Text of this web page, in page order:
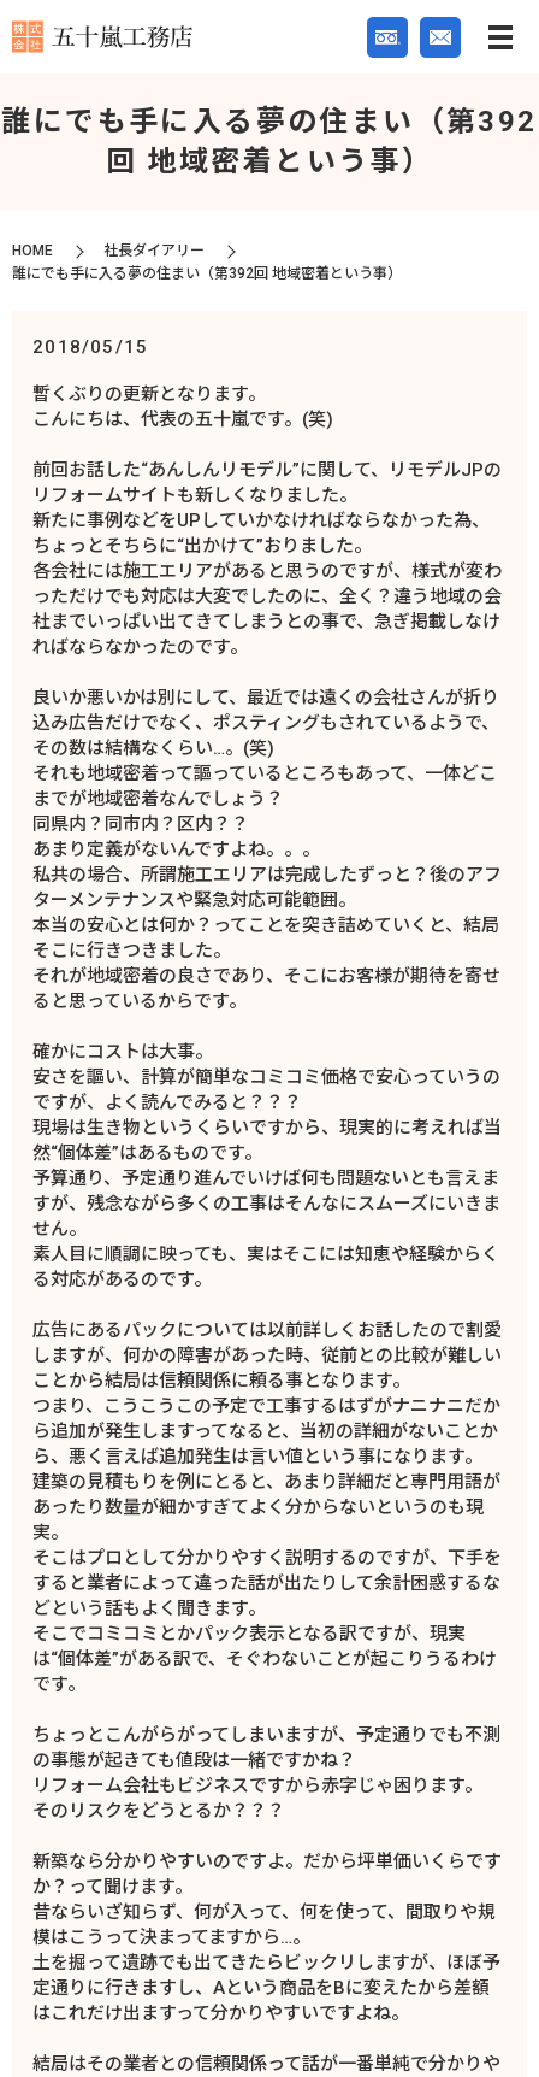
誰にでも手に入る夢の住まい（第392
回 地域密着という事）
HOME
社長ダイアリー
誰にでも手に入る夢の住まい（第392回 地域密着という事）
2018/05/15
暫くぶりの更新となります。
こんにちは、代表の五十嵐です。(笑)
前回お話した“あんしんリモデル”に関して、リモデルJPの
リフォームサイトも新しくなりました。
新たに事例などをUPしていかなければならなかった為、
ちょっとそちらに“出かけて”おりました。
各会社には施工エリアがあると思うのですが、様式が変わ
っただけでも対応は大変でしたのに、全く？違う地域の会
社までいっぱい出てきてしまうとの事で、急ぎ掲載しなけ
ればならなかったのです。
良いか悪いかは別にして、最近では遠くの会社さんが折り
込み広告だけでなく、ポスティングもされているようで、
その数は結構なくらい…。(笑)
それも地域密着って謳っているところもあって、一体どこ
までが地域密着なんでしょう？
同県内？同市内？区内？？
あまり定義がないんですよね。。。
私共の場合、所謂施工エリアは完成したずっと？後のアフ
ターメンテナンスや緊急対応可能範囲。
本当の安心とは何か？ってことを突き詰めていくと、結局
そこに行きつきました。
それが地域密着の良さであり、そこにお客様が期待を寄せ
ると思っているからです。
確かにコストは大事。
安さを謳い、計算が簡単なコミコミ価格で安心っていうの
ですが、よく読んでみると？？？
現場は生き物というくらいですから、現実的に考えれば当
然“個体差”はあるものです。
予算通り、予定通り進んでいけば何も問題ないとも言えま
すが、残念ながら多くの工事はそんなにスムーズにいきま
せん。
素人目に順調に映っても、実はそこには知恵や経験からく
る対応があるのです。
広告にあるパックについては以前詳しくお話したので割愛
しますが、何かの障害があった時、従前との比較が難しい
ことから結局は信頼関係に頼る事となります。
つまり、こうこうこの予定で工事するはずがナニナニだか
ら追加が発生しますってなると、当初の詳細がないことか
ら、悪く言えば追加発生は言い値という事になります。
建築の見積もりを例にとると、あまり詳細だと専門用語が
あったり数量が細かすぎてよく分からないというのも現
実。
そこはプロとして分かりやすく説明するのですが、下手を
すると業者によって違った話が出たりして余計困惑するな
どという話もよく聞きます。
そこでコミコミとかパック表示となる訳ですが、現実
は“個体差”がある訳で、そぐわないことが起こりうるわけ
です。
ちょっとこんがらがってしまいますが、予定通りでも不測
の事態が起きても値段は一緒ですかね？
リフォーム会社もビジネスですから赤字じゃ困ります。
そのリスクをどうとるか？？？
新築なら分かりやすいのですよ。だから坪単価いくらです
か？って聞けます。
昔ならいざ知らず、何が入って、何を使って、間取りや規
模はこうって決まってますから…。
土を掘って遺跡でも出てきたらビックリしますが、ほぼ予
定通りに行きますし、Aという商品をBに変えたから差額
はこれだけ出ますって分かりやすいですよね。
結局はその業者との信頼関係って話が一番単純で分かりや